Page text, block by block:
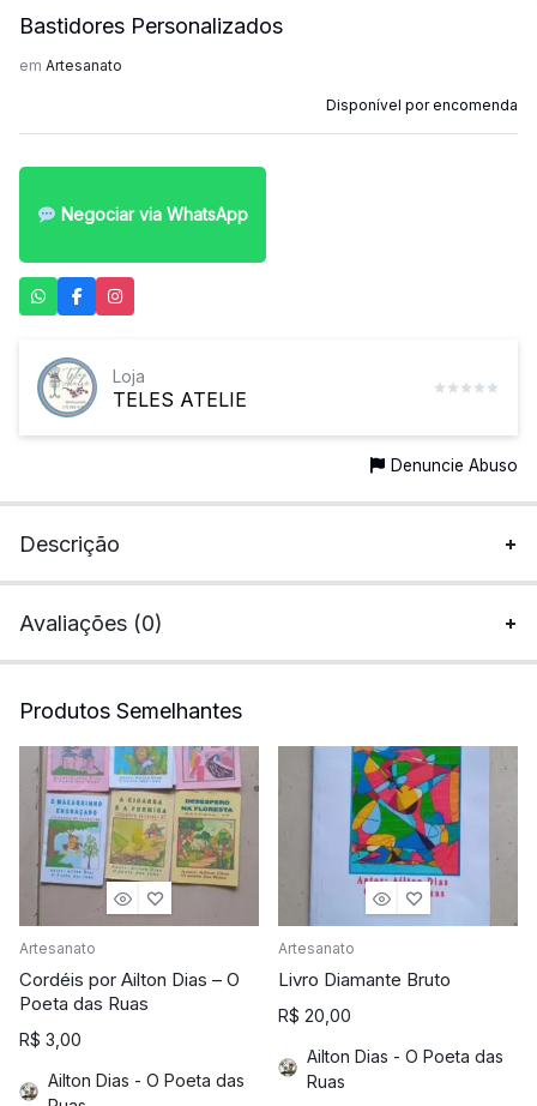
Bastidores Personalizados
em Artesanato
Disponível por encomenda
Negociar via WhatsApp
TELES ATELIE
Loja
Denuncie Abuso
Descrição
Avaliações (0)
Produtos Semelhantes
Artesanato
Cordéis por Ailton Dias – O
Poeta das Ruas
R$ 3,00
Ailton Dias - O Poeta das
Artesanato
Livro Diamante Bruto
R$ 20,00
Ailton Dias - O Poeta das
Ruas